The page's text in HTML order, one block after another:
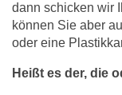
dann schicken wir
können Sie aber
oder eine
Heißt es der, die